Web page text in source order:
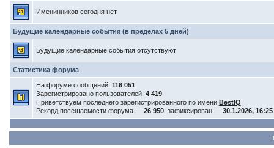
Именинников сегодня нет
Будущие календарные события (в пределах 5 дней)
Будущие календарные события отсутствуют
Статистика форума
На форуме сообщений: 116 051
Зарегистрировано пользователей: 4 419
Приветствуем последнего зарегистрированного по имени BestIQ
Рекорд посещаемости форума — 26 950, зафиксирован — 30.1.2026, 16:25